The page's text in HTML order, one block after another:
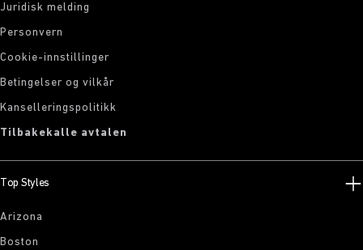
Juridisk melding
Personvern
Cookie-innstillinger
Betingelser og vilkår
Kanselleringspolitikk
Tilbakekalle avtalen
Top Styles
Arizona
Boston